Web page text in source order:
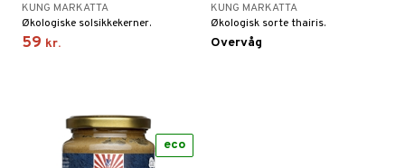
KUNG MARKATTA
Økologiske solsikkekerner.
59 kr.
KUNG MARKATTA
Økologisk sorte thairis.
Overvåg
eco